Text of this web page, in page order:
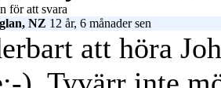
för att svara
NZ 12 år, 6 månader sen
att höra